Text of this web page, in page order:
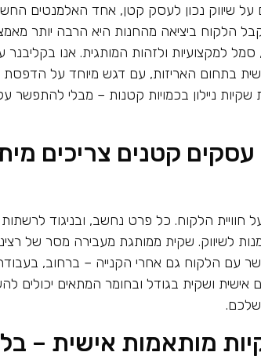
שיווק נכון לעסק קטן, אחד האלמנטים
הלקוח ביציאה מהחנות היא הרבה יותר
למקצועיות ולזהות המותגית. אנו בקליבנר
בתחום האריזות, עם דגש מיוחד על
ניילון בכמויות קטנות – מבלי להתפשר
קטנים צריכים
חוויית הלקוח. כל פרט נחשב, ובניגוד
לשיווק. שקית ממותגת מעבירה מסר של
עם הלקוח גם אחרי הקנייה – ברחוב,
אישית ושקית בגודל ובחומר המתאים יכולים
.
מותאמות אישית –